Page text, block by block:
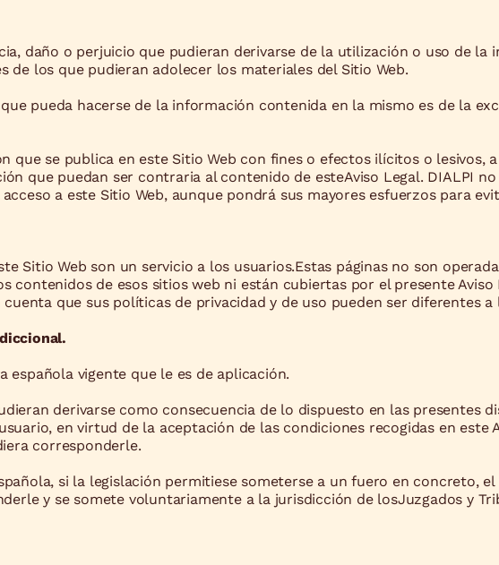
daño o perjuicio que pudieran derivarse de la utilización o uso de la
de los que pudieran adolecer los materiales del Sitio Web.
pueda hacerse de la información contenida en la mismo es de la
que se publica en este Sitio Web con fines o efectos ilícitos o lesivos,
que puedan ser contraria al contenido de esteAviso Legal. DIALPI
a este Sitio Web, aunque pondrá sus mayores esfuerzos para
Sitio Web son un servicio a los usuarios.Estas páginas no son
contenidos de esos sitios web ni están cubiertas por el presente Aviso
que sus políticas de privacidad y de uso pueden ser diferentes a
española vigente que le es de aplicación.
derivarse como consecuencia de lo dispuesto en las presentes
en virtud de la aceptación de las condiciones recogidas en este
corresponderle.
si la legislación permitiese someterse a un fuero en concreto,
y se somete voluntariamente a la jurisdicción de losJuzgados y